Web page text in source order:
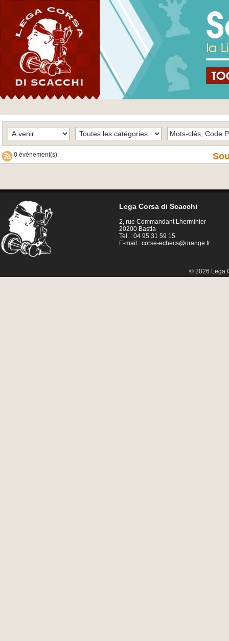
0 évènement(s)
Lega Corsa di Scacchi
2, rue Commandant Lherminier
20200 Bastia
Tel. : 04 95 31 59 15
E-mail :corse-echecs@orange.fr
© 2026 Lega